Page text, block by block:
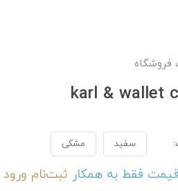
karl & wallet
سفید مشکی
فقط به همکار ثبت‌نام ورود